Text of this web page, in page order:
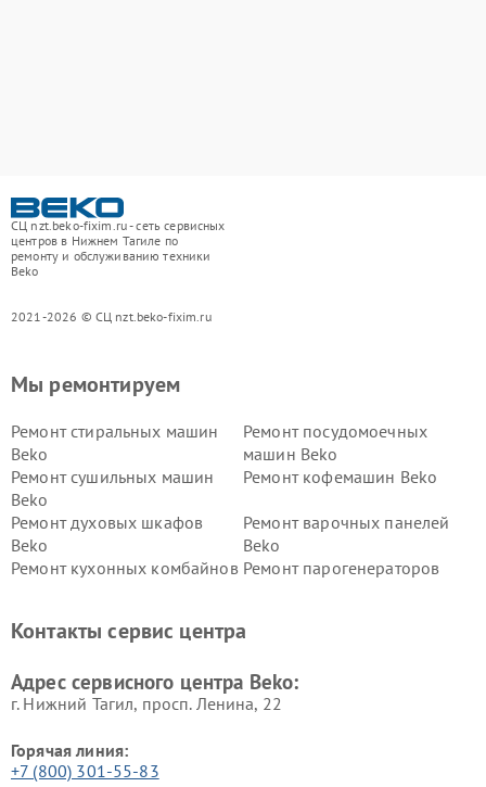
СЦ nzt.beko-fixim.ru - сеть сервисных
центров в Нижнем Тагиле по
ремонту и обслуживанию техники
Beko
2021-2026 © СЦ nzt.beko-fixim.ru
Мы ремонтируем
Ремонт стиральных машин
Beko
Ремонт посудомоечных
машин Beko
Ремонт сушильных машин
Beko
Ремонт кофемашин Beko
Ремонт духовых шкафов
Beko
Ремонт варочных панелей
Beko
Ремонт кухонных комбайнов Ремонт парогенераторов
Ремонт холодильников Beko Ремонт морозильных камер
Контакты сервис центра
Адрес сервисного центра Beko:
г. Нижний Тагил, просп. Ленина, 22
Горячая линия:
+7 (800) 301-55-83